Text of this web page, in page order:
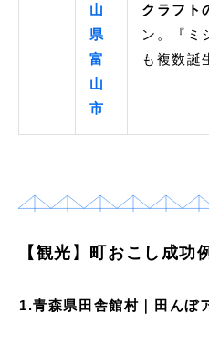
山
県
富
山
市
クラフト
ン。『ミ
も複数誕
【観光】町おこし成功
1.青森県田舎館村｜田んぼ